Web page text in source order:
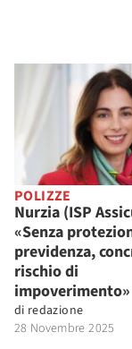
POLIZZE
Nurzia (ISP
«Senza
previdenza,
rischio di
impoverimento»
di redazione
28 Novembre 2025